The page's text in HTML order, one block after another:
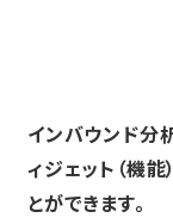
インバウンド分
ィジェット（機
とができます。